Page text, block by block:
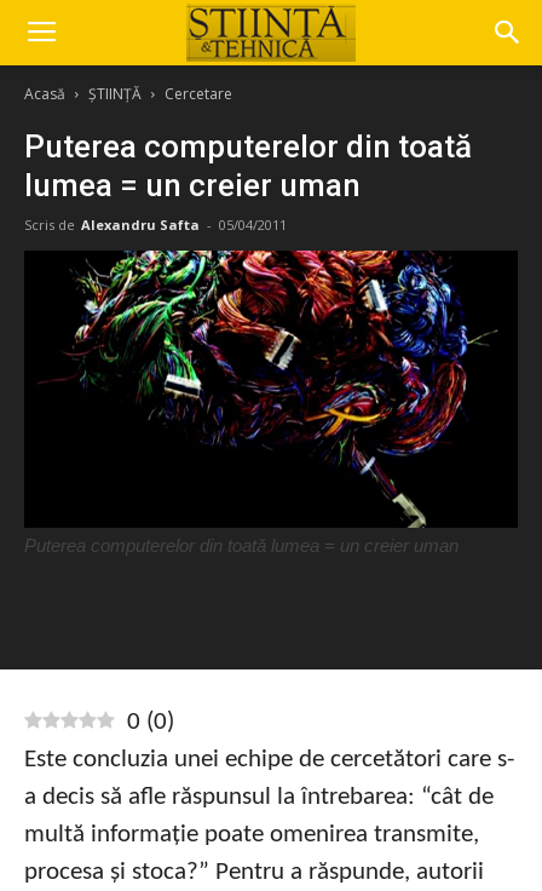
Acasă ȘTIINȚĂ Cercetare
Puterea computerelor din toată
lumea = un creier uman
Scris de Alexandru Safta - 05/04/2011
Puterea computerelor din toată lumea = un creier uman
0 (0)
Este concluzia unei echipe de cercetători care s-
a decis să afle răspunsul la întrebarea: “cât de
multă informație poate omenirea transmite,
procesa și stoca?” Pentru a răspunde, autorii